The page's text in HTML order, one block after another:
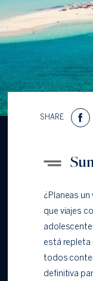
SHARE
¿Planeas un
que viajes
está repleta
todos
definitiva